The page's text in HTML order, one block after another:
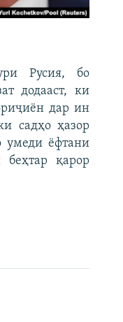
Русия, бо
додааст, ки
дар ин
садҳо ҳазор
умеди ёфтани
қарор